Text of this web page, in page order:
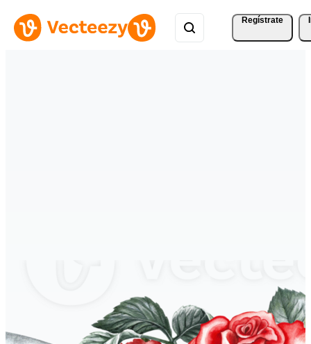
Regístrate